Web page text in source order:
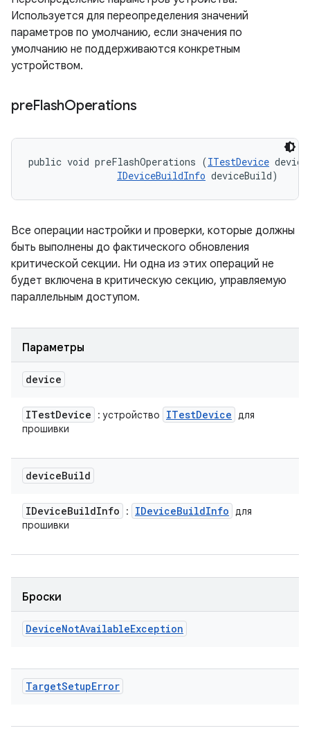
Используется для переопределения значений
параметров по умолчанию, если значения по
умолчанию не поддерживаются конкретным
устройством.
preFlashOperations
public void preFlashOperations (ITestDevice
IDeviceBuildInfo deviceBuild)
Все операции настройки и проверки, которые должны
быть выполнены до фактического обновления
критической секции. Ни одна из этих операций не
будет включена в критическую секцию, управляемую
параллельным доступом.
Параметры
device
ITestDevice : устройство ITestDevice для
прошивки
deviceBuild
IDeviceBuildInfo : IDeviceBuildInfo для
прошивки
Броски
DeviceNotAvailableException
TargetSetupError